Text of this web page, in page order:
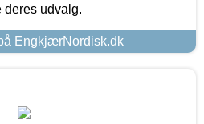
deres udvalg.
EngkjærNordisk.dk